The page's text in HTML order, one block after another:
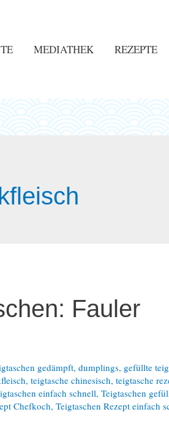
MEDIATHEK REZEPTE
Fauler
gedämpft,dumplings, gefüllte
,teigtasche chinesisch,teigtasche
einfach schnell,Teigtaschen
Chefkoch,Teigtaschen Rezept einfach